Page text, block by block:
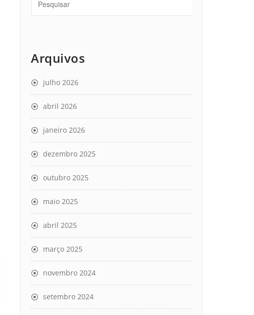
Arquivos
julho 2026
abril 2026
janeiro 2026
dezembro 2025
outubro 2025
maio 2025
abril 2025
março 2025
novembro 2024
setembro 2024